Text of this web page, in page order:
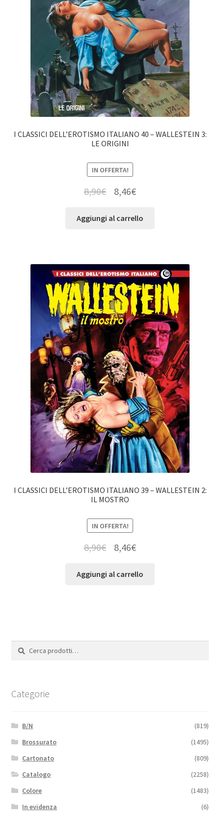
I CLASSICI DELL’EROTISMO ITALIANO 40 – WALLESTEIN 3:
LE ORIGINI
IN OFFERTA!
8,90€ 8,46€
Aggiungi al carrello
I CLASSICI DELL’EROTISMO ITALIANO 39 – WALLESTEIN 2:
IL MOSTRO
IN OFFERTA!
8,90€ 8,46€
Aggiungi al carrello
Cerca:
Cerca
Categorie
B/N
(819)
Brossurato
(1495)
Cartonato
(809)
Catalogo
(2258)
Colore
(1483)
In evidenza
(6)